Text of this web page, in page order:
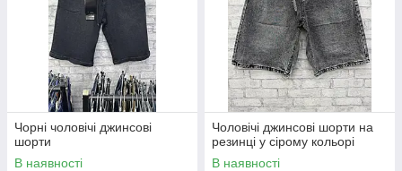
Чорні чоловічі джинсові
шорти
В наявності
Чоловічі джинсові шорти на
резинці у сірому кольорі
В наявності